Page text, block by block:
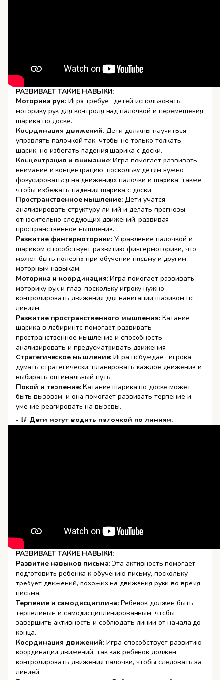
РАЗВИВАЕТ ТАКИЕ НАВЫКИ:
Моторика рук: Игра требует детей использовать
моторику рук для контроля над палочкой и перемещения
шарика по доске.
Координация движений: Дети должны научиться
управлять палочкой так, чтобы не только толкать
шарик, но избегать падения шарика с доски.
Концентрация и внимание: Игра помогает развивать
внимание и концентрацию, поскольку детям нужно
фокусироваться на движениях палочки и шарика, также
чтобы избежать падения шарика с доски.
Пространственное мышление: Дети учатся
анализировать структуру линий и делать прогнозы
относительно следующих движений, развивая
пространственное мышление.
Развитие фингермоторики: Управление палочкой и
шариком способствует развитию фингермоторики, что
может быть полезно при обучении письму и другим
моторным навыкам.
Моторика и координация: Игра помогает развивать
моторику рук и глаз, поскольку игроку нужно
контролировать движения для навигации шариком по
линиям.
Развитие пространственного мышления: Катание
шарика в лабиринте помогает развивать
пространственное мышление и способность
анализировать и предусматривать движения.
Стратегическое мышление: Игра побуждает игрока
думать стратегически, планировать каждое движение и
выбирать оптимальный путь.
Покой и терпение: Катание шарика по доске может
быть вызовом, и она помогает развивать терпение и
умение реагировать на вызовы.
- 🥢 Дети могут водить палочкой по линиям.
РАЗВИВАЕТ ТАКИЕ НАВЫКИ:
Развитие навыков письма: Эта активность помогает
подготовить ребенка к обучению письму, поскольку
требует движений, похожих на движения руки во время
письма.
Терпение и самодисциплина: Ребенок должен быть
терпеливым и самодисциплинированным, чтобы
завершить активность и соблюдать линии от начала до
конца.
Координация движений: Игра способствует развитию
координации движений, так как ребенок должен
контролировать движения палочки, чтобы следовать за
линией.